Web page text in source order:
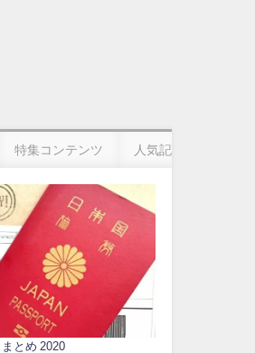
特集コンテンツ 人気記事
とめ 2020